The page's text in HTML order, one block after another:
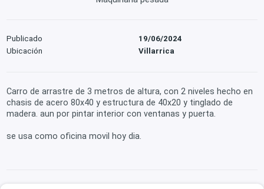
Publicado
19/06/2024
Ubicación
Villarrica
Carro de arrastre de 3 metros de altura, con 2 niveles hecho en
chasis de acero 80x40 y estructura de 40x20 y tinglado de
madera. aun por pintar interior con ventanas y puerta.
se usa como oficina movil hoy dia.